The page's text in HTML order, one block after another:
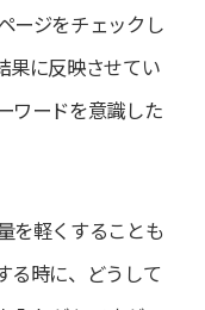
ージをチェックし
果に反映させてい
ワードを意識した
を軽くすることも
る時に、どうして